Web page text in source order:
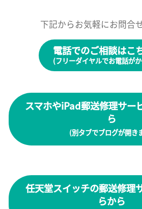
下記からお気軽にお問合
電話でのご相談はこ
(フリーダイヤルでお電話が
スマホやiPad郵送修理サー
ら
(別タブでブログが開き
任天堂スイッチの郵送修理
らから